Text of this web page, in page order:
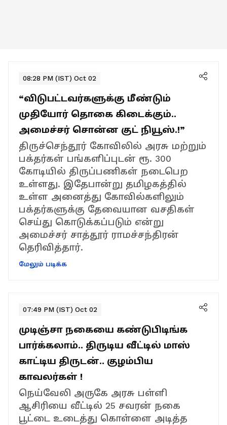
08:28 PM (IST) Oct 02
“விடுபட்டவர்களுக்கு மீண்டும்
முதியோர் தொகை கிடைக்கும்..
அமைச்சர் சொன்ன குட் நியூஸ்.!”
திருச்செந்தூர் கோவிலில் அரசு மற்றும்
பக்தர்கள் பங்களிப்புடன் ரூ. 300
கோடியில் திருப்பணிகள் நடைபெற
உள்ளது. இதேபான்று தமிழகத்தில்
உள்ள அனைத்து கோவில்களிலும்
பக்தர்களுக்கு தேவையான வசதிகள்
செய்து கொடுக்கப்படும் என்று
அமைச்சர் சாத்தூர் ராமச்சந்திரன்
தெரிவித்தார்.
மேலும் படிக்க
07:49 PM (IST) Oct 02
முடிஞ்சா நகையை கண்டுபிடிங்க
பார்க்கலாம்.. திருடிய வீட்டில் மாஸ்
காட்டிய திருடன்.. குழம்பிய
காவலர்கள் !
நெய்வேலி அருகே அரசு பள்ளி
ஆசிரியை வீட்டில் 25 சவரன் நகை
பூட்டை உடைத்து கொள்ளை அடித்த